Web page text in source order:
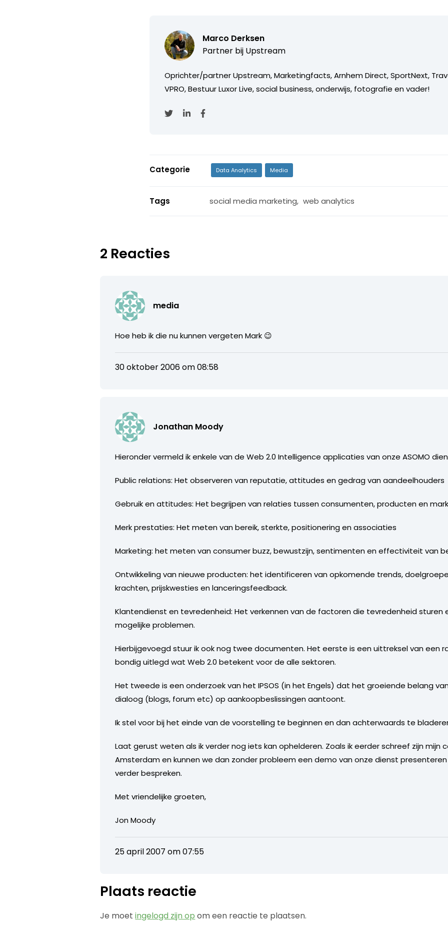
Marco Derksen
Partner bij Upstream
Oprichter/partner Upstream, Marketingfacts, Arnhem Direct, SportNext,
VPRO, Bestuur Luxor Live, social business, onderwijs, fotografie en vader!
Categorie Data Analytics Media
Tags social media marketing, web analytics
2 Reacties
media
Hoe heb ik die nu kunnen vergeten Mark 😉
30 oktober 2006 om 08:58
Jonathan Moody
Hieronder vermeld ik enkele van de Web 2.0 Intelligence applicaties van onze ASOMO
Public relations: Het observeren van reputatie, attitudes en gedrag van aandeelhouders
Gebruik en attitudes: Het begrijpen van relaties tussen consumenten, producten en
Merk prestaties: Het meten van bereik, sterkte, positionering en associaties
Marketing: het meten van consumer buzz, bewustzijn, sentimenten en effectiviteit van
Ontwikkeling van nieuwe producten: het identificeren van opkomende trends,
krachten, prijskwesties en lanceringsfeedback.
Klantendienst en tevredenheid: Het verkennen van de factoren die tevredenheid sturen
mogelijke problemen.
Hierbijgevoegd stuur ik ook nog twee documenten. Het eerste is een uittreksel van een
bondig uitlegd wat Web 2.0 betekent voor de alle sektoren.
Het tweede is een onderzoek van het IPSOS (in het Engels) dat het groeiende belang
dialoog (blogs, forum etc) op aankoopbeslissingen aantoont.
Ik stel voor bij het einde van de voorstelling te beginnen en dan achterwaards te
Laat gerust weten als ik verder nog iets kan ophelderen. Zoals ik eerder schreef zijn mijn
Amsterdam en kunnen we dan zonder probleem een demo van onze dienst
verder bespreken.
Met vriendelijke groeten,
Jon Moody
25 april 2007 om 07:55
Plaats reactie
Je moetingelogd zijn op om een reactie te plaatsen.